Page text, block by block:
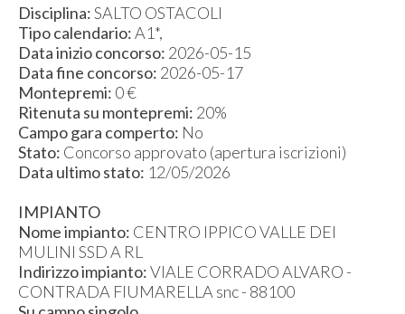
Disciplina:SALTO OSTACOLI
Tipo calendario:A1*,
Data inizio concorso: 2026-05-15
Data fine concorso: 2026-05-17
Montepremi: 0 €
Ritenuta su montepremi: 20%
Campo gara comperto: No
Stato: Concorso approvato (apertura iscrizioni)
Data ultimo stato: 12/05/2026
IMPIANTO
Nome impianto: CENTRO IPPICO VALLE DEI
MULINI SSD A RL
Indirizzo impianto:VIALE CORRADO ALVARO -
CONTRADA FIUMARELLA snc - 88100